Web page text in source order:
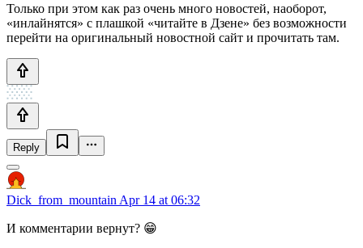
Только при этом как раз очень много новостей, наоборот,
«инлайнятся» с плашкой «читайте в Дзене» без возможности
перейти на оригинальный новостной сайт и прочитать там.
Reply
Dick_from_mountain Apr 14 at 06:32
И комментарии вернут? 😁